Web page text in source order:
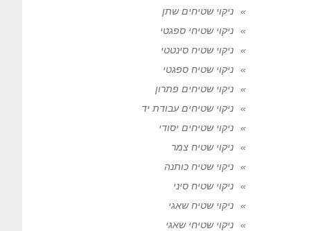
ניקוי שטיחים שתן
ניקוי שטיחי ספגטי
ניקוי שטיח סינטטי
ניקוי שטיח ספגטי
ניקוי שטיחים פתרון
ניקוי שטיחים עבודת יד
ניקוי שטיחים יסודי
ניקוי שטיח צמר
ניקוי שטיח כותנה
ניקוי שטיח סיני
ניקוי שטיח שאגי
ניקוי שטיחי שאגי